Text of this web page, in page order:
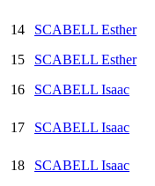
14 SCABELL Esther
15
SCABELL Esther
16
SCABELL Isaac
17 SCABELL Isaac
18 SCABELL Isaac